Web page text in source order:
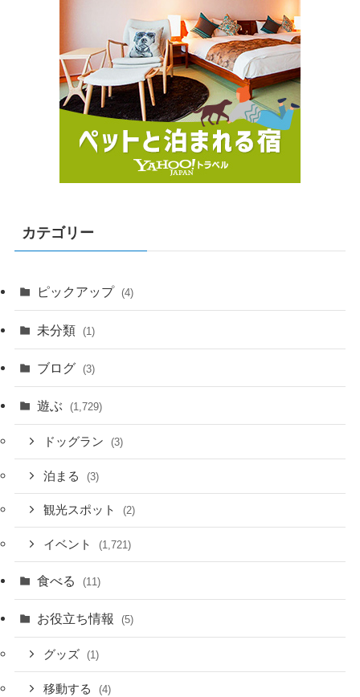
カテゴリー
ピックアップ (4)
未分類 (1)
ブログ (3)
遊ぶ (1,729)
ドッグラン (3)
泊まる (3)
観光スポット (2)
イベント (1,721)
食べる (11)
お役立ち情報 (5)
グッズ (1)
移動する (4)